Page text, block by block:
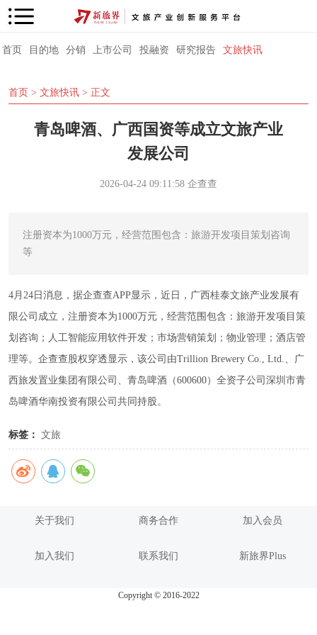
首页 目的地 分销 上市公司 投融资 研究报告 文旅快讯
首页 > 文旅快讯 > 正文
青岛啤酒、广西国资等成立文旅产业
发展公司
2026-04-24 09:11:58 企查查
注册资本为1000万元，经营范围包含：旅游开发项目策划咨询
等
4月24日消息，据企查查APP显示，近日，广西桂泰文旅产业发展有
限公司成立，注册资本为1000万元，经营范围包含：旅游开发项目策
划咨询；人工智能应用软件开发；市场营销策划；物业管理；酒店管
理等。企查查股权穿透显示，该公司由Trillion Brewery Co., Ltd.、广
西旅发置业集团有限公司、青岛啤酒（600600）全资子公司深圳市青
岛啤酒华南投资有限公司共同持股。
标签： 文旅
关于我们
加入我们
商务合作
联系我们
加入会员
新旅界Plus
Copyright © 2016-2022